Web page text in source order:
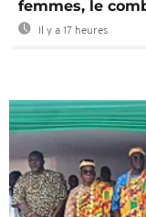
femmes, le
Il y a 17 heures